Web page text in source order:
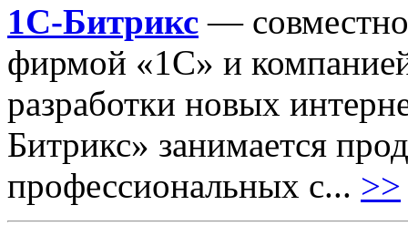
1С-Битрикс —
фирмой «1С» и
разработки новых
Битрикс» занимается
профессиональных с... >>